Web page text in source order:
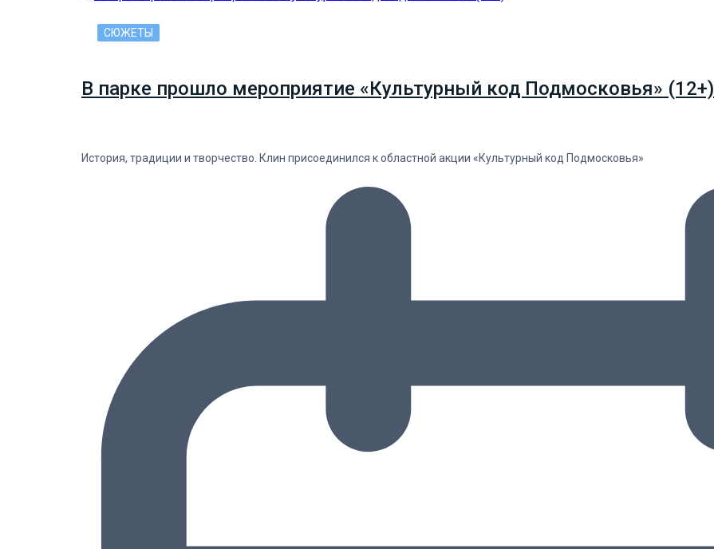
СЮЖЕТЫ
В парке прошло мероприятие «Культурный код Подмосковья» (12+)
История, традиции и творчество. Клин присоединился к областной акции «Культурный код Подмосковья»